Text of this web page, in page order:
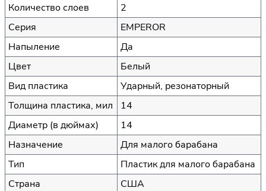
Количество слоев
2
Серия
EMPEROR
Напыление
Да
Цвет
Белый
Вид пластика
Ударный, резонаторный
Толщина пластика, мил
14
Диаметр (в дюймах)
14
Назначение
Для малого барабана
Тип
Пластик для малого барабана
Страна
США